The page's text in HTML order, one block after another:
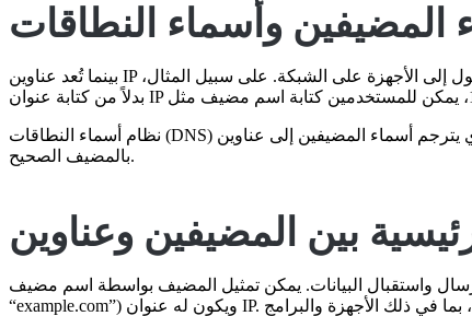
المضيفين وأسماء النطاقات
بينما تُعد عناوين IP رقمية، فإن أسماء المضيفين هي أسماء يمكن للبشر قراءتها تُعطى للأجهزة. تجعل أسماء المضيفين من الأسهل على المستخدمين تذكر والوصول إلى الأجهزة على الشبكة. على سبيل المثال،
نظام أسماء النطاقات (DNS) هو النظام الذي يترجم أسماء المضيفين إلى عناوين IP. عندما تدخل اسم مضيف في متصفحك، يقوم خوادم DNS بتحويله إلى عنوان IP المقابل، مما يسمح لجهازك بالاتصال
بالمضيف الصحيح.
البيانات. يمكن تمثيل المضيف بواسطة اسم مضيف (مثل،